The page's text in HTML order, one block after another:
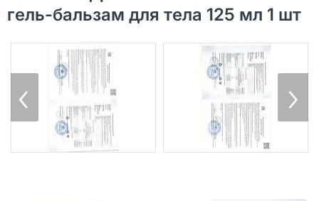
гель-бальзам для тела 125 мл 1 шт